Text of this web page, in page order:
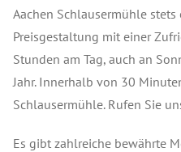
Aachen Schlausermühle
Preisgestaltung mit einer
Stunden am Tag, auch an
Jahr. Innerhalb von 30
Schlausermühle. Rufen Sie
Es gibt zahlreiche bewährte